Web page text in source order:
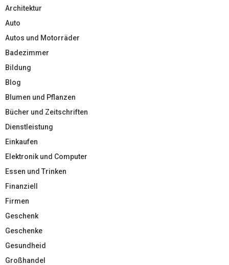
Architektur
Auto
Autos und Motorräder
Badezimmer
Bildung
Blog
Blumen und Pflanzen
Bücher und Zeitschriften
Dienstleistung
Einkaufen
Elektronik und Computer
Essen und Trinken
Finanziell
Firmen
Geschenk
Geschenke
Gesundheid
Großhandel